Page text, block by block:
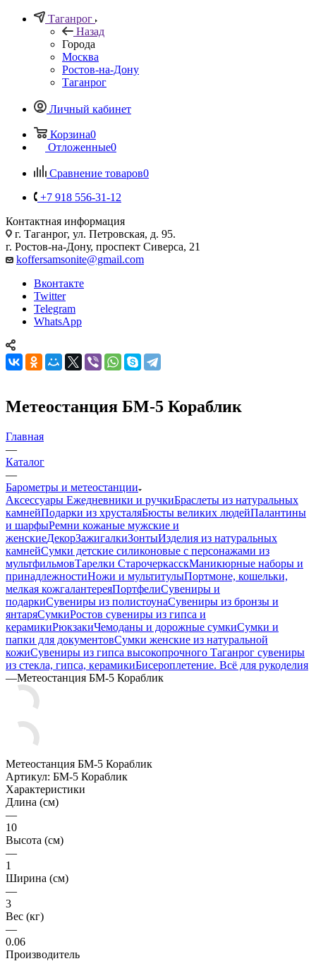
Таганрог
Назад
Города
Москва
Ростов-на-Дону
Таганрог
Личный кабинет
Корзина0
Отложенные0
Сравнение товаров0
+7 918 556-31-12
Контактная информация
г. Таганрог, ул. Петровская, д. 95.
г. Ростов-на-Дону, проспект Сиверса, 21
koffersamsonite@gmail.com
Вконтакте
Twitter
Telegram
WhatsApp
Метеостанция БМ-5 Кораблик
Главная
—
Каталог
—
Барометры и метеостанции
Аксессуары Ежедневники и ручкиБраслеты из натуральных
камнейПодарки из хрусталяБюсты великих людейПалантины
и шарфыРемни кожаные мужские и
женскиеДекорЗажигалкиЗонтыИзделия из натуральных
камнейСумки детские силиконовые с персонажами из
мультфильмовТарелки СтарочеркасскМаникюрные наборы и
принадлежностиНожи и мультитулыПортмоне, кошельки,
мелкая кожгалантереяПортфелиСувениры и
подаркиСувениры из полистоунаСувениры из бронзы и
янтаряСумкиРостов сувениры из гипса и
керамикиРюкзакиЧемоданы и дорожные сумкиСумки и
папки для документовСумки женские из натуральной
кожиСувениры из гипса высокопрочного Таганрог сувениры
из стекла, гипса, керамикиБисероплетение. Всё для рукоделия
—Метеостанция БМ-5 Кораблик
Метеостанция БМ-5 Кораблик
Артикул: БМ-5 Кораблик
Характеристики
Длина (см)
—
10
Высота (см)
—
1
Ширина (см)
—
3
Вес (кг)
—
0.06
Производитель